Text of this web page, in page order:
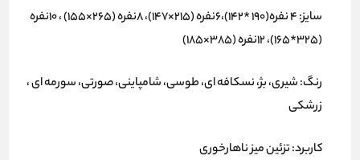
سایز:
4 نفره(190 *142)،6نفره (215×147)، 8نفره (265×155) ، 10نفره
(325*165)، 12نفره (385×185)
رنگ:شیری، بژ، نسکافه ای، طوسی، شامپاینی، صورتی، سورمه ای ،
زرشکی
کاربرد:تزئین میز ناهارخوری